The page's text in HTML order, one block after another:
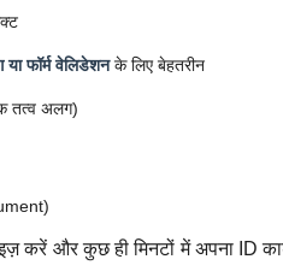
फॉर्म वेलिडेशनके लिए बेहतरीन
तत्व अलग)
करें और कुछ ही मिनटों में अपना ID